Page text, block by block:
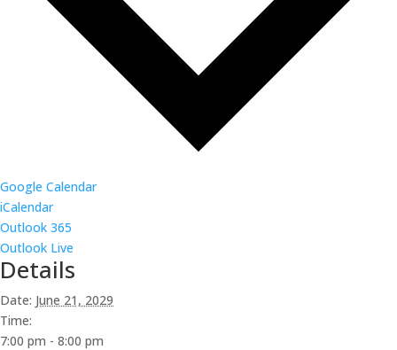
Google Calendar
iCalendar
Outlook 365
Outlook Live
Details
Date: June 21, 2029
Time:
7:00 pm - 8:00 pm